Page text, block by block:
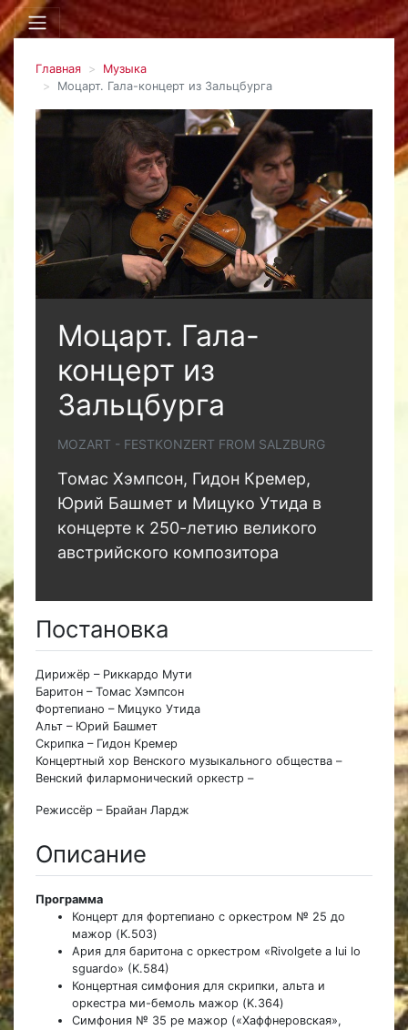
Главная
Музыка
Моцарт. Гала-концерт из Зальцбурга
Моцарт. Гала-
концерт из
Зальцбурга
MOZART - FESTKONZERT FROM SALZBURG
Томас Хэмпсон, Гидон Кремер,
Юрий Башмет и Мицуко Утида в
концерте к 250-летию великого
австрийского композитора
Постановка
Дирижёр – Риккардо Мути
Баритон – Томас Хэмпсон
Фортепиано – Мицуко Утида
Альт – Юрий Башмет
Скрипка – Гидон Кремер
Концертный хор Венского музыкального общества –
Венский филармонический оркестр –
Режиссёр – Брайан Лардж
Описание
Программа
Концерт для фортепиано с оркестром № 25 до
мажор (K.503)
Ария для баритона с оркестром «Rivolgete a lui lo
sguardo» (K.584)
Концертная симфония для скрипки, альта и
оркестра ми-бемоль мажор (K.364)
Симфония № 35 ре мажор («Хаффнеровская»,